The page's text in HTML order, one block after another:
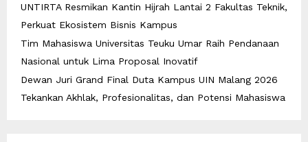
UNTIRTA Resmikan Kantin Hijrah Lantai 2 Fakultas Teknik,
Perkuat Ekosistem Bisnis Kampus
Tim Mahasiswa Universitas Teuku Umar Raih Pendanaan
Nasional untuk Lima Proposal Inovatif
Dewan Juri Grand Final Duta Kampus UIN Malang 2026
Tekankan Akhlak, Profesionalitas, dan Potensi Mahasiswa